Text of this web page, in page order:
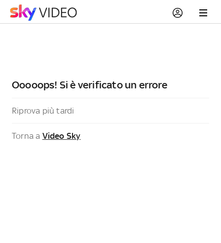
Ooooops! Si è verificato un errore
Riprova più tardi
Torna a Video Sky